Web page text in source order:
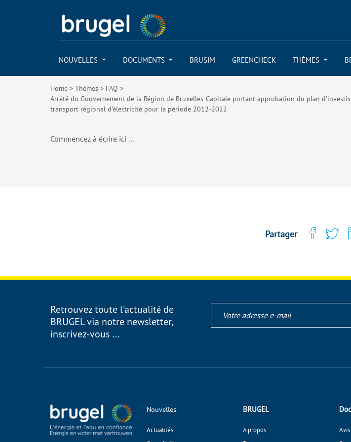
NOUVELLES DOCUMENTS BRUSIM GREENCHECK THÈMES
Home > Thèmes > FAQ >
Arrêté du Gouvernement de la Région de Bruxelles-Capitale portant approbation du plan
transport régional d’électricité pour la période 2012-2022
Commencez à écrire ici ...
Partager
Retrouvez toute l’actualité de
BRUGEL via notre newsletter,
inscrivez-vous …
Nouvelles
Actualités
BRUGEL
A propos
Avis